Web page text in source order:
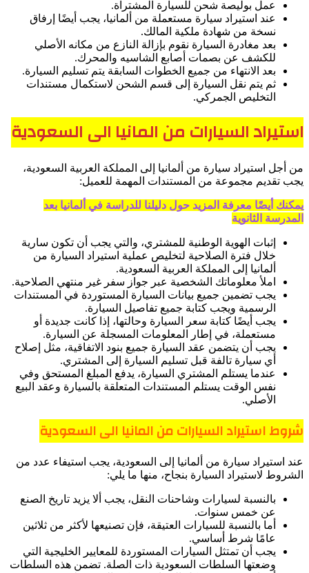
عمل بوليصة شحن للسيارة المشتراة.
عند استيراد سيارة مستعملة من ألمانيا، يجب أيضًا إرفاق
نسخة من شهادة ملكية المالك.
بعد مغادرة السيارة نقوم بإزالة النازع من مكانه الأصلي
للكشف عن بصمات أصابع الشاسيه والمحرك.
بعد الانتهاء من جميع الخطوات السابقة يتم تسليم السيارة.
ثم يتم نقل السيارة إلى قسم الشحن لاستكمال مستندات
التخليص الجمركي.
استيراد السيارات من المانيا الى السعودية
من أجل استيراد سيارة من ألمانيا إلى المملكة العربية السعودية،
يجب تقديم مجموعة من المستندات المهمة للعميل:
يمكنك أيضًا معرفة المزيد حول دليلنا للدراسة في ألمانيا بعد
المدرسة الثانوية
إثبات الهوية الوطنية للمشتري، والتي يجب أن تكون سارية
خلال فترة الصلاحية لتخليص عملية استيراد السيارة من
ألمانيا إلى المملكة العربية السعودية.
املأ معلوماتك الشخصية عبر جواز سفر غير منتهي الصلاحية.
يجب تضمين جميع بيانات السيارة المستوردة في المستندات
الرسمية ويجب كتابة جميع تفاصيل السيارة.
يجب أيضًا كتابة سعر السيارة وحالتها، إذا كانت جديدة أو
مستعملة، في إطار المعلومات المسجلة عن السيارة.
يجب أن يتضمن عقد السيارة جميع بنود الاتفاقية، مثل إصلاح
أي سيارة تالفة قبل تسليم السيارة إلى المشتري.
عندما يستلم المشتري السيارة، يدفع المبلغ المستحق وفي
نفس الوقت يستلم المستندات المتعلقة بالسيارة وعقد البيع
الأصلي.
شروط استيراد السيارات من المانيا الى السعودية
عند استيراد سيارة من ألمانيا إلى السعودية، يجب استيفاء عدد من
الشروط لاستيراد السيارة بنجاح، منها ما يلي:
بالنسبة لسيارات وشاحنات النقل، يجب ألا يزيد تاريخ الصنع
عن خمس سنوات.
أما بالنسبة للسيارات العتيقة، فإن تصنيعها لأكثر من ثلاثين
عامًا شرط أساسي.
يجب أن تمتثل السيارات المستوردة للمعايير الخليجية التي
وضعتها السلطات السعودية ذات الصلة. تضمن هذه السلطات